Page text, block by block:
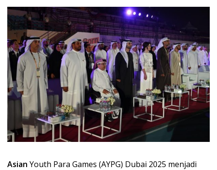
Asian Youth Para Games (AYPG) Dubai 2025 menjadi